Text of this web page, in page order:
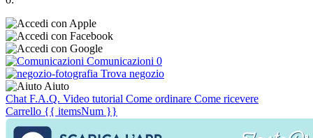
Comunicazioni 0
Trova negozio
Aiuto
Chat F.A.Q. Video tutorial Come ordinare Come ricevere
Carrello {{ itemsNum }}